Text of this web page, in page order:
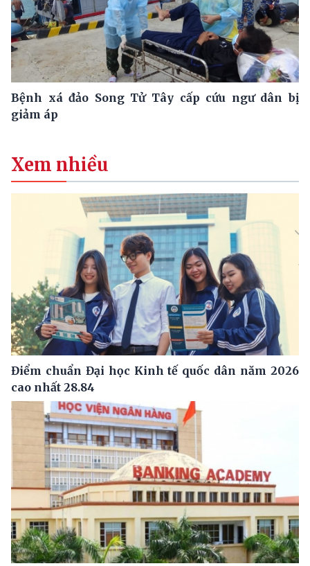
Bệnh xá đảo Song Tử Tây cấp cứu ngư dân bị
giảm áp
Xem nhiều
Điểm chuẩn Đại học Kinh tế quốc dân năm 2026
cao nhất 28.84